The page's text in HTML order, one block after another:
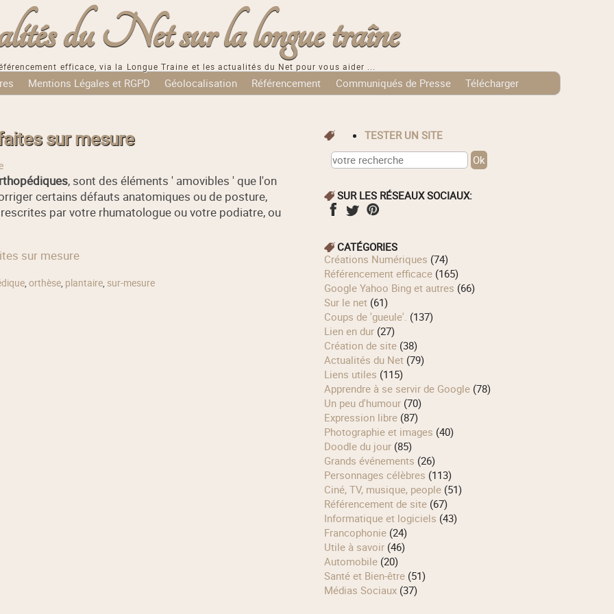
du Net sur la longue traîne
efficace, via la Longue Traine et les actualités du Net pour vous aider ...
Mentions Légales et RGPD Géolocalisation Référencement Communiqués de Presse
Télécharger
sur mesure
, sont des éléments ' amovibles ' que l'on
certains défauts anatomiques ou de posture,
par votre rhumatologue ou votre podiatre, ou
sur mesure
, orthèse, plantaire, sur-mesure
TESTER UN SITE
SUR LES RÉSEAUX SOCIAUX:
CATÉGORIES
Créations Numériques (74)
Référencement efficace(165)
Google Yahoo Bing et autres (66)
Sur le net(61)
Coups de 'gueule'. (137)
Lien en dur(27)
Création de site(38)
Actualités du Net(79)
Liens utiles (115)
Apprendre à se servir de Google(78)
Un peu d'humour(70)
Expression libre(87)
Photographie et images (40)
Doodle du jour(85)
Grands événements (26)
Personnages célèbres (113)
Ciné, TV, musique, people(51)
Référencement de site(67)
Informatique et logiciels (43)
Francophonie(24)
Utile à savoir(46)
Automobile(20)
Santé et Bien-être(51)
Médias Sociaux(37)